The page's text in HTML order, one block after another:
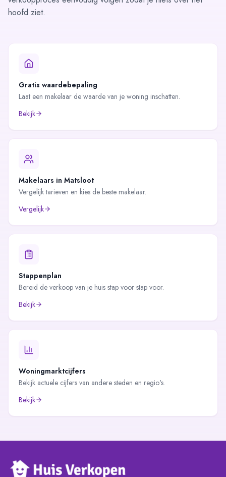
hoofd ziet.
Gratis waardebepaling
Laat een makelaar de waarde van je woning inschatten.
Bekijk
Makelaars in Matsloot
Vergelijk tarieven en kies de beste makelaar.
Vergelijk
Stappenplan
Bereid de verkoop van je huis stap voor stap voor.
Bekijk
Woningmarktcijfers
Bekijk actuele cijfers van andere steden en regio's.
Bekijk